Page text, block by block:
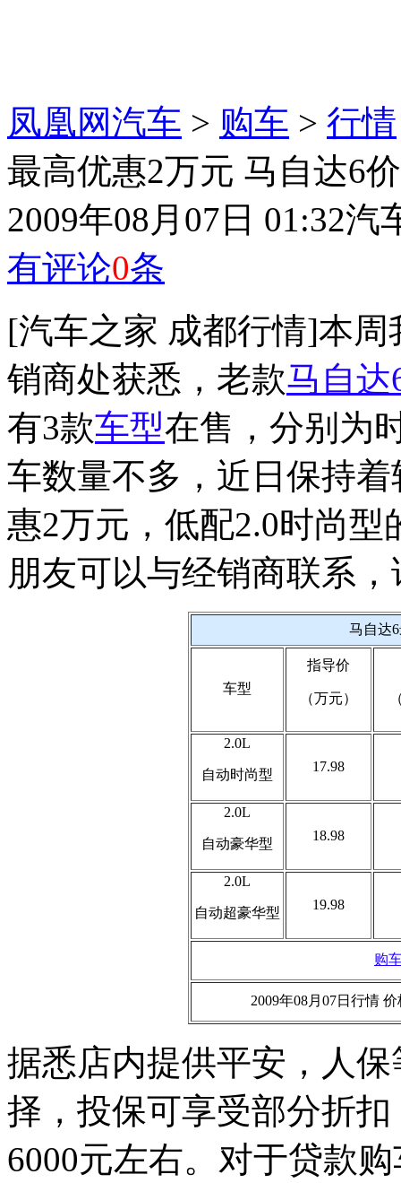
凤凰网汽车 > 购车 > 行情
最高优惠2万元 马自达6
2009年08月07日 01:32汽
有评论0条
[汽车之家 成都行情]本周
销商处获悉，老款马自达
有3款车型在售，分别为
车数量不多，近日保持
惠2万元，低配2.0时尚型
朋友可以与经销商联系
马自达
车型
指导价
（万元）
2.0L
自动时尚型
17.98
2.0L
自动豪华型
18.98
2.0L
自动超豪华型
19.98
购
2009年08月07日行情
据悉店内提供平安，人
择，投保可享受部分折
6000元左右。对于贷款